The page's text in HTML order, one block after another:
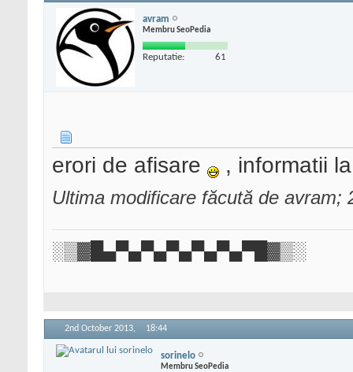
avram
Membru SeoPedia
Reputatie: 61
erori de afisare , informatii
Ultima modificare făcută de
░▒▓█▄▀▄▀▄▀▄▀▄▀▄▀█▓▒░
2nd October 2013, 18:44
sorinelo
Membru SeoPedia